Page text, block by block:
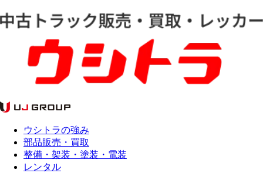
ウシトラの強み
部品販売・買取
整備・架装・塗装・電装
レンタル